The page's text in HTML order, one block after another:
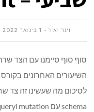
וינר יאיר 1 בינואר 2022
סוף סוף סיימנו עם הצד
השיעורים האחרונים
schema עם mutation וquery.